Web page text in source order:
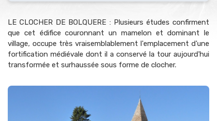
LE CLOCHER DE BOLQUERE : Plusieurs études confirment
que cet édifice couronnant un mamelon et dominant le
village, occupe très vraisemblablement l'emplacement d'une
fortification médiévale dont il a conservé la tour aujourd'hui
transformée et surhaussée sous forme de clocher.